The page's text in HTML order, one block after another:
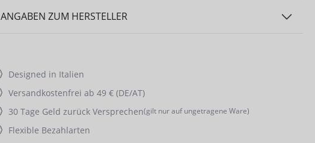
ANGABEN ZUM HERSTELLER
Designed in Italien
Versandkostenfrei ab 49 € (DE/AT)
30 Tage Geld zurück Versprechen(gilt nur auf ungetragene Ware)
Flexible Bezahlarten